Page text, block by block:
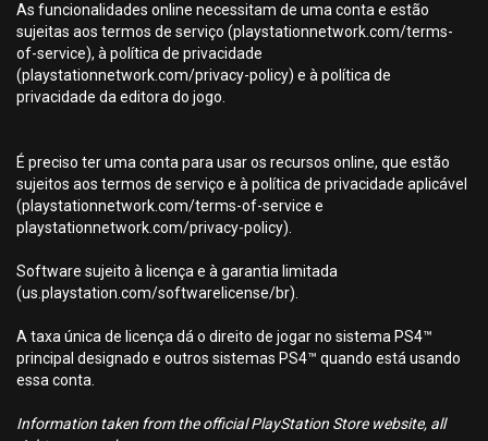
As funcionalidades online necessitam de uma conta e estão
sujeitas aos termos de serviço (playstationnetwork.com/terms-
of-service), à política de privacidade
(playstationnetwork.com/privacy-policy) e à política de
privacidade da editora do jogo.
É preciso ter uma conta para usar os recursos online, que estão
sujeitos aos termos de serviço e à política de privacidade aplicável
(playstationnetwork.com/terms-of-service e
playstationnetwork.com/privacy-policy).
Software sujeito à licença e à garantia limitada
(us.playstation.com/softwarelicense/br).
A taxa única de licença dá o direito de jogar no sistema PS4™
principal designado e outros sistemas PS4™ quando está usando
essa conta.
Information taken from the official PlayStation Store website, all